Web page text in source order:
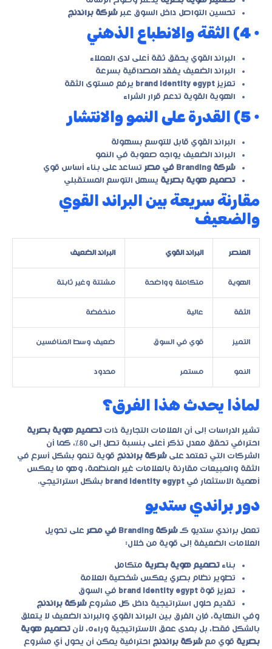
تحسين التواصل داخل السوق عبر شركة براندنج
• 4) الثقة والانطباع الذهني
البراند القوي يحقق ثقة أعلى لدى العملاء
البراند الضعيف يفقد المصداقية بسرعة
تعزيز brand identity egypt يرفع مستوى الثقة
الهوية القوية تدعم قرار الشراء
• 5) القدرة على النمو والانتشار
البراند القوي قابل للتوسع بسهولة
البراند الضعيف يواجه صعوبة في النمو
شركة Branding في مصر
تساعد على بناء أساس قوي
تصميم هوية بصرية يسهل التوسع المستقبلي
مقارنة سريعة بين البراند القوي
والضعيف
العنصر البراند القوي البراند الضعيف
الهوية متكاملة وواضحة مشتتة وغير ثابتة
الثقة عالية منخفضة
التميز قوي في السوق ضعيف وسط المنافسين
النمو مستمر محدود
لماذا يحدث هذا الفرق؟
تشير الدراسات إلى أن العلامات التجارية ذات تصميم هوية بصرية
احترافي تحقق معدل تذكر أعلى بنسبة تصل إلى 80%، كما أن
الشركات التي تعتمد على شركة براندنج قوية تنمو بشكل أسرع في
الثقة والمبيعات مقارنة بالعلامات غير المنظمة، وهو ما يعكس
أهمية الاستثمار في brand identity egypt بشكل استراتيجي.
دور براندي ستديو
تعمل براندي ستديو كـ شركة Branding في مصر
على تحويل
العلامات الضعيفة إلى قوية من خلال:
بناء تصميم هوية بصرية متكامل
تطوير نظام بصري يعكس شخصية العلامة
تعزيز قوة brand identity egypt في السوق
تقديم حلول استراتيجية داخل كل مشروع شركة براندنج
وفي النهاية، فإن الفرق بين البراند القوي والبراند الضعيف لا يتعلق
بالشكل فقط، بل بمدى عمق الاستراتيجية وراءه، لأن تصميم هوية
بصرية قوي مع شركة براندنج احترافية يمكن أن يحول أي مشروع